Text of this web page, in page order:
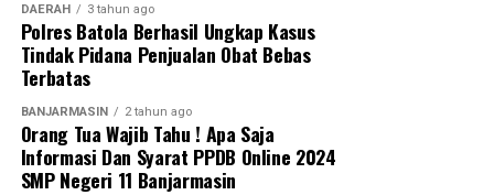
DAERAH 3 tahun ago
Polres Batola Berhasil Ungkap Kasus
Tindak Pidana Penjualan Obat Bebas
Terbatas
BANJARMASIN 2 tahun ago
Orang Tua Wajib Tahu ! Apa Saja
Informasi Dan Syarat PPDB Online 2024
SMP Negeri 11 Banjarmasin